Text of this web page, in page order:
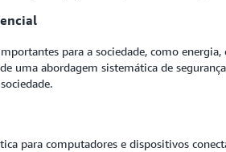
para a sociedade, como energia,
uma abordagem sistemática de
para computadores e dispositivos